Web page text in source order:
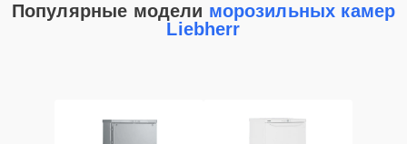
Популярные модели морозильных камер
Liebherr